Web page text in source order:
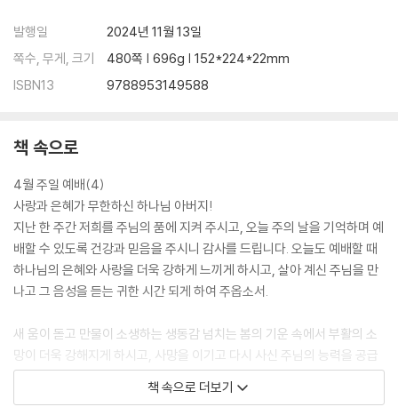
당회원 헌신 예배
제직 헌신 예배
구역(속회, 목장, 셀, 순)장 헌신 예배
안수집사회 헌신 예배
권사회 헌신 예배
예배부 헌신 예배
성가대(찬양대) 헌신 예배
문화부 헌신 예배
교육부 헌신 예배
교사 헌신 예배
전도부 헌신 예배
장애인부 헌신 예배
사회봉사부 헌신 예배
발행일
2024년 11월 13일
쪽수, 무게, 크기
480쪽 | 696g | 152*224*22mm
ISBN13
9788953149588
책 속으로
4월 주일 예배(4)
사랑과 은혜가 무한하신 하나님 아버지!
지난 한 주간 저희를 주님의 품에 지켜 주시고, 오늘 주의 날을 기억하며 예
배할 수 있도록 건강과 믿음을 주시니 감사를 드립니다. 오늘도 예배할 때
하나님의 은혜와 사랑을 더욱 강하게 느끼게 하시고, 살아 계신 주님을 만
나고 그 음성을 듣는 귀한 시간 되게 하여 주옵소서.
새 움이 돋고 만물이 소생하는 생동감 넘치는 봄의 기운 속에서 부활의 소
망이 더욱 강해지게 하시고, 사망을 이기고 다시 사신 주님의 능력을 공급
받아 우리도 힘 있게 세상을 살아가게 하옵소서. 온 인류의 죄를 위해 십자
가를 지신 주님의 넘치는 은혜와 사랑을 항상 감사하며 살아가게 하옵소
책 속으로 더보기